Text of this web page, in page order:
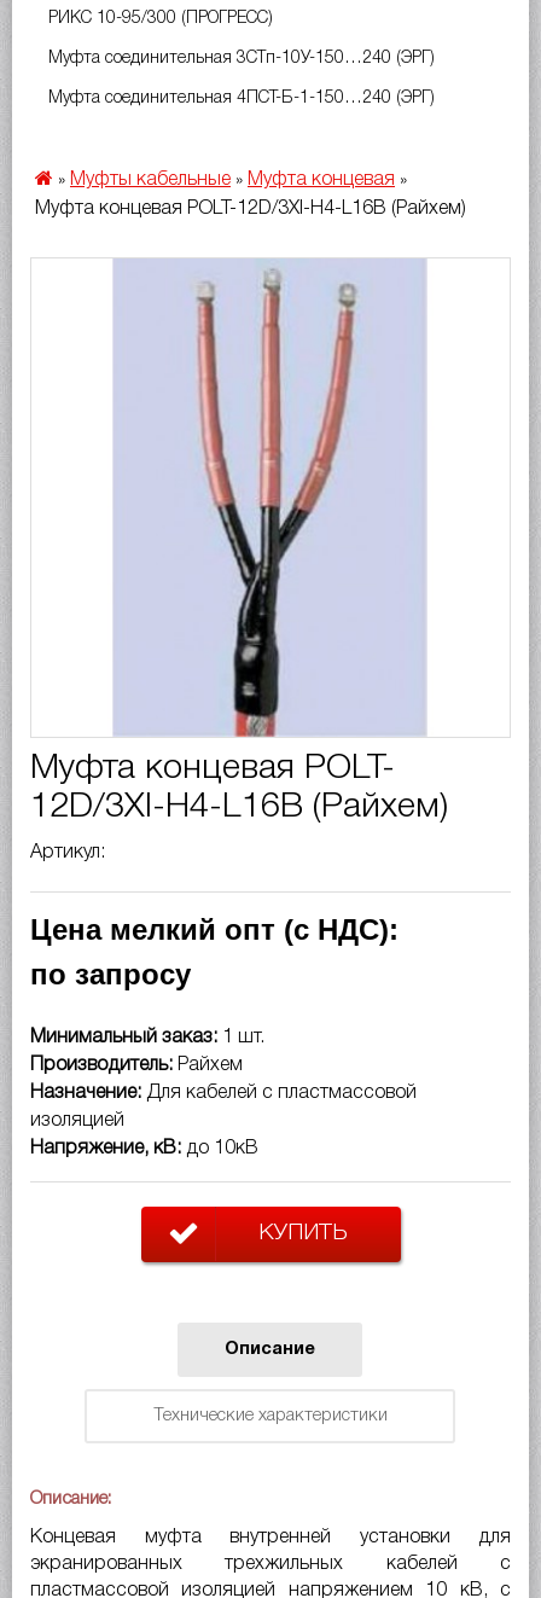
РИКС 10-95/300 (ПРОГРЕСС)
Муфта соединительная 3СТп-10У-150…240 (ЭРГ)
Муфта соединительная 4ПСТ-Б-1-150…240 (ЭРГ)
» Муфты кабельные » Муфта концевая »
Муфта концевая POLT-12D/3XI-H4-L16B (Райхем)
Муфта концевая POLT-
12D/3XI-H4-L16B (Райхем)
Артикул:
Цена мелкий опт (с НДС):
по запросу
Минимальный заказ:
1 шт.
Производитель: Райхем
Назначение: Для кабелей с пластмассовой
изоляцией
Напряжение, кВ: до 10кВ
КУПИТЬ
Описание
Технические характеристики
Описание:
Концевая муфта внутренней установки для
экранированных трехжильных кабелей с
пластмассовой изоляцией напряжением 10 кВ, с